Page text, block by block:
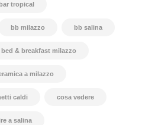
bar tropical
bb milazzo bb salina
bed & breakfast milazzo
a milazzo
caldi cosa vedere
a salina